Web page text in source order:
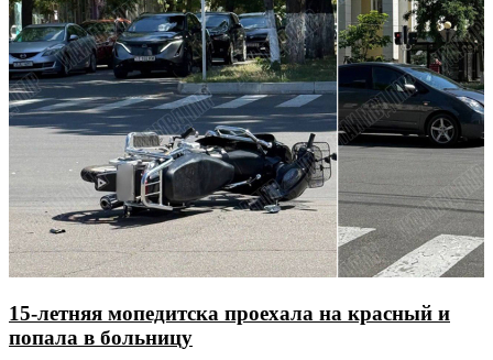
15-летняя мопедитска проехала на красный и
попала в больницу